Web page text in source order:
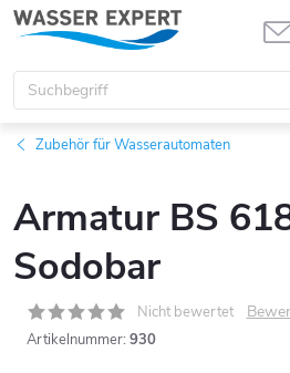
Zum
Inhalt
springen
Zubehör für Wasserautomaten
Armatur BS
Sodobar
Nicht bewertet
Artikelnummer: 930